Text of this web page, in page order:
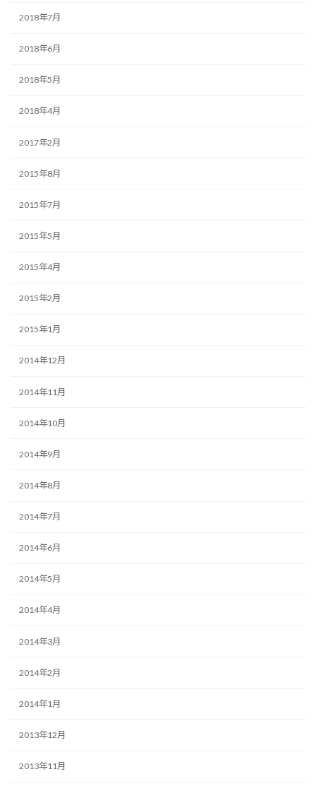
2018年7月
2018年6月
2018年5月
2018年4月
2017年2月
2015年8月
2015年7月
2015年5月
2015年4月
2015年2月
2015年1月
2014年12月
2014年11月
2014年10月
2014年9月
2014年8月
2014年7月
2014年6月
2014年5月
2014年4月
2014年3月
2014年2月
2014年1月
2013年12月
2013年11月